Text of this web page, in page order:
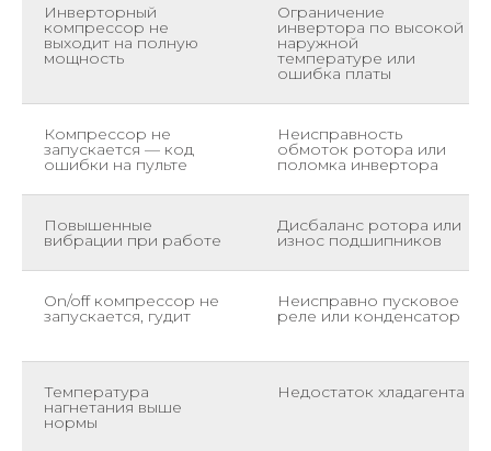
Инверторный
компрессор не
выходит на полную
мощность
Ограничение
инвертора по высокой
наружной
температуре или
ошибка платы
Компрессор не
запускается — код
ошибки на пульте
Неисправность
обмоток ротора или
поломка инвертора
Повышенные
вибрации при работе
Дисбаланс ротора или
износ подшипников
On/off компрессор не
запускается, гудит
Неисправно пусковое
реле или конденсатор
Температура
нагнетания выше
нормы
Недостаток хладагента